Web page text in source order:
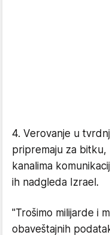
4. Verovanje u
pripremaju za
kanalima
ih nadgleda Izrael.
"Trošimo milijarde i
obaveštajnih